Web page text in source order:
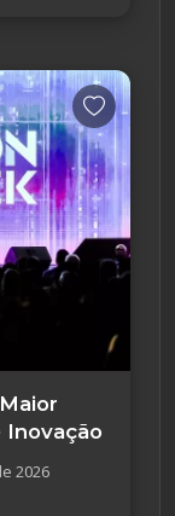
Inovação
2026